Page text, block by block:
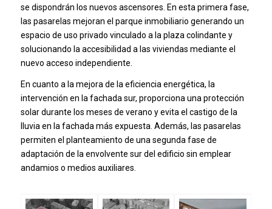
se dispondrán los nuevos ascensores. En esta primera fase,
las pasarelas mejoran el parque inmobiliario generando un
espacio de uso privado vinculado a la plaza colindante y
solucionando la accesibilidad a las viviendas mediante el
nuevo acceso independiente.
En cuanto a la mejora de la eficiencia energética, la
intervención en la fachada sur, proporciona una protección
solar durante los meses de verano y evita el castigo de la
lluvia en la fachada más expuesta. Además, las pasarelas
permiten el planteamiento de una segunda fase de
adaptación de la envolvente sur del edificio sin emplear
andamios o medios auxiliares.